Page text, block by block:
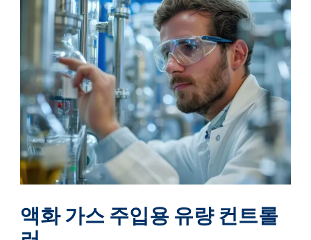
액화 가스 주입용 유량 컨트롤